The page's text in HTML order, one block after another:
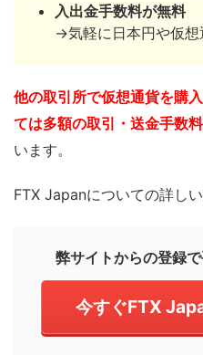
入出金手数料が無料
→気軽に日本円や仮想
他の取引所で仮想通貨を購
ては多額の取引・送金手数
います。
FTX Japanについての詳しい
弊サイトからの登録
今すぐFTX